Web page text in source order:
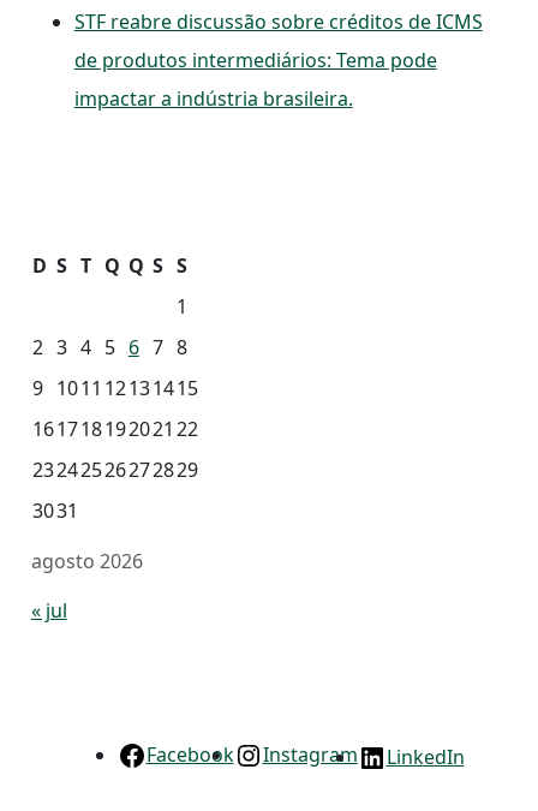
STF reabre discussão sobre créditos de ICMS
de produtos intermediários: Tema pode
impactar a indústria brasileira.
agosto 2026
D S T Q Q S S
1
2 3 4 5 6 7 8
9 1011 12131415
161718192021 22
23242526272829
3031
« jul
Facebook Instagram LinkedIn